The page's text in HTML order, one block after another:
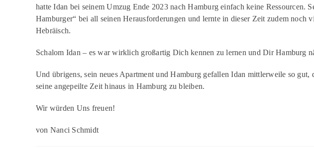
hatte Idan bei seinem Umzug Ende 2023 nach Hamburg einfach keine Ressourcen.
Hamburger“ bei all seinen Herausforderungen und lernte in dieser Zeit zudem noch
Hebräisch.
Schalom Idan – es war wirklich großartig Dich kennen zu lernen und Dir Hamburg
Und übrigens, sein neues Apartment und Hamburg gefallen Idan mittlerweile so gut,
seine angepeilte Zeit hinaus in Hamburg zu bleiben.
Wir würden Uns freuen!
von Nanci Schmidt